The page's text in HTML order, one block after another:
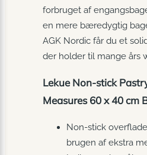
forbruget af
en mere bæredygtig
AGK Nordic får du et
der holder til mange års
Lekue Non-stick
Measures 60 x 40 cm
Non-stick
brugen af ekstra